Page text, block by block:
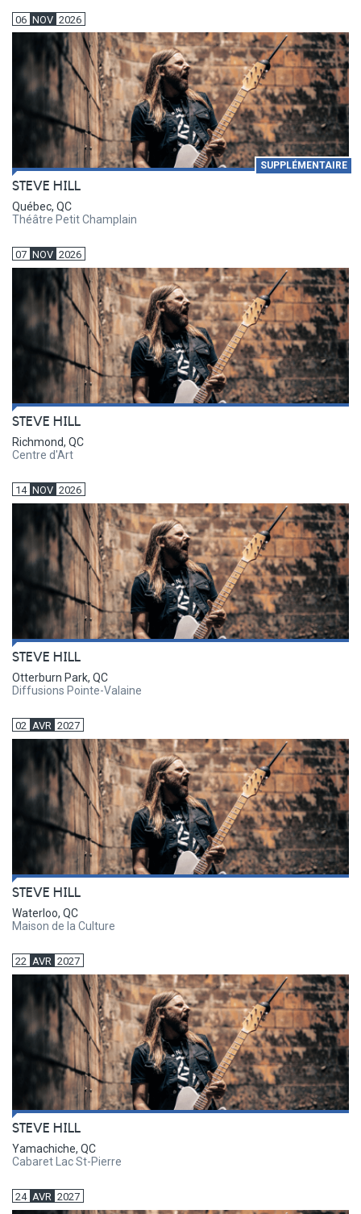
06 NOV 2026
SUPPLÉMENTAIRE
STEVE HILL
Québec, QC
Théâtre Petit Champlain
07 NOV 2026
STEVE HILL
Richmond, QC
Centre d'Art
14 NOV 2026
STEVE HILL
Otterburn Park, QC
Diffusions Pointe-Valaine
02 AVR 2027
STEVE HILL
Waterloo, QC
Maison de la Culture
22 AVR 2027
STEVE HILL
Yamachiche, QC
Cabaret Lac St-Pierre
24 AVR 2027